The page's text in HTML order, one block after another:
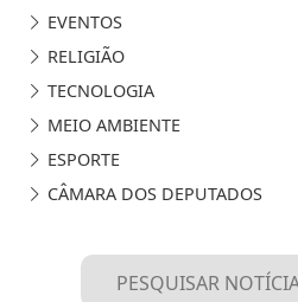
EVENTOS
RELIGIÃO
TECNOLOGIA
MEIO AMBIENTE
ESPORTE
CÂMARA DOS DEPUTADOS